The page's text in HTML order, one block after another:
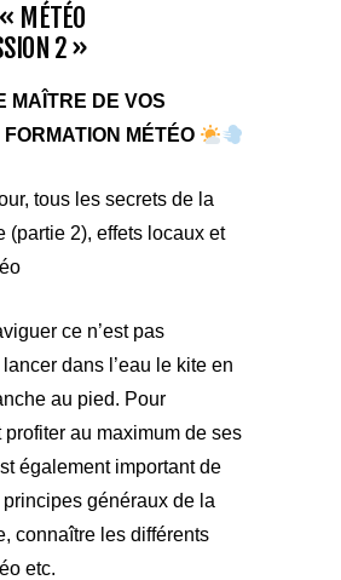
MÉTÉO
2 »
MAÎTRE DE VOS
MÉTÉO
tous les secrets de la
(partie 2), effets locaux et
ce n’est pas
dans l’eau le kite en
au pied. Pour
profiter au maximum de ses
également important de
généraux de la
connaître les différents
etc.